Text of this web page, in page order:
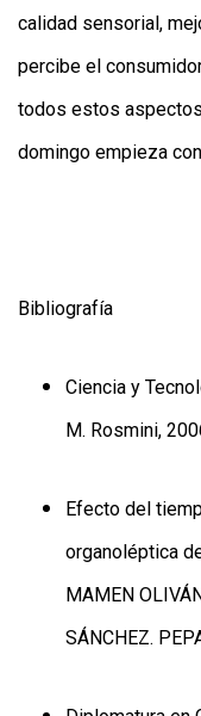
calidad sensorial,
percibe el
todos estos
domingo empieza
Bibliografía
Ciencia y
M. Rosmini,
Efecto del
organoléptica
MAMEN
SÁNCHEZ.